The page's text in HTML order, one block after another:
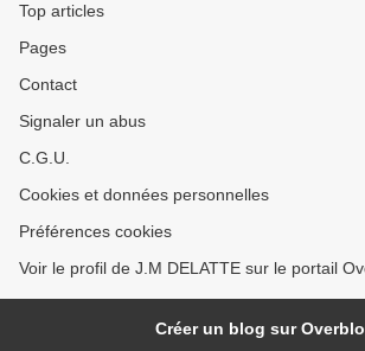
Top articles
Pages
Contact
Signaler un abus
C.G.U.
Cookies et données personnelles
Préférences cookies
Voir le profil de J.M DELATTE sur le portail
Créer un blog sur